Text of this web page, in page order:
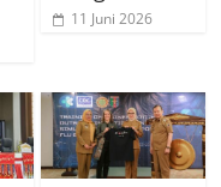
11 Juni 2026